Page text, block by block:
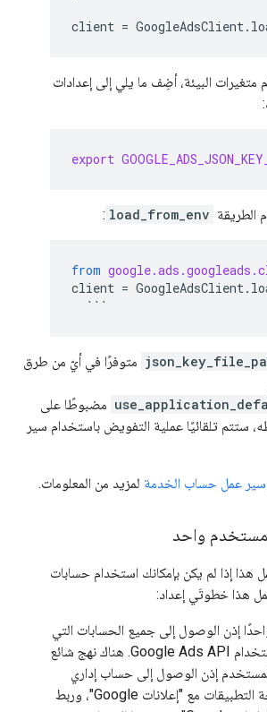
client = GoogleAdsClient.
البيئة، أضِف ما يلي إلى إعدادات
export
الطريقة load_from_env
:
from
client = GoogleAdsClient.
```
متوفرًا في أيّ من طرق
مضبوطًا على
ستتم تلقائيًا عملية التفويض باستخدام سير
سير عمل حساب الخدمة لمزيد من المعلومات.
واحد
هذا إذا لم يكن بإمكانك استخدام حسابات
هذا خطوتَي إعداد:
إذن الوصول إلى جميع الحسابات التي
ستتم إدارتها باستخدام Google Ads API. هناك نهج شائع
إذن الوصول إلى حساب إداري
على واجهة برمجة التطبيقات مع "إعلانات Google"، وربط